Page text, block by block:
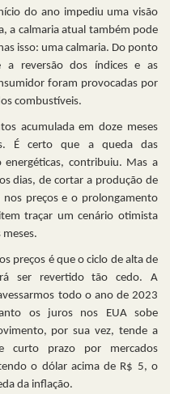
do ano impediu uma visão
a calmaria atual também pode
isso: uma calmaria. Do ponto
a reversão dos índices e as
foram provocadas por
combustíveis.
acumulada em doze meses
É certo que a queda das
contribuiu. Mas a
dias, de cortar a produção de
preços e o prolongamento
traçar um cenário otimista
preços é que o ciclo de alta de
ser revertido tão cedo. A
todo o ano de 2023
os juros nos EUA sobe
por sua vez, tende a
curto prazo por mercados
o dólar acima de R$ 5, o
da inflação.